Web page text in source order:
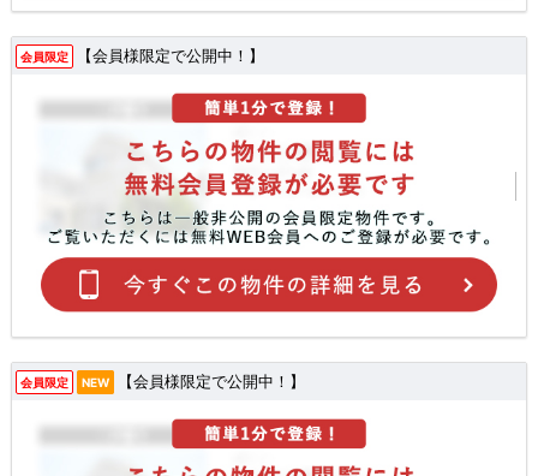
会員限定 【会員様限定で公開中！】
会員限定 NEW 【会員様限定で公開中！】